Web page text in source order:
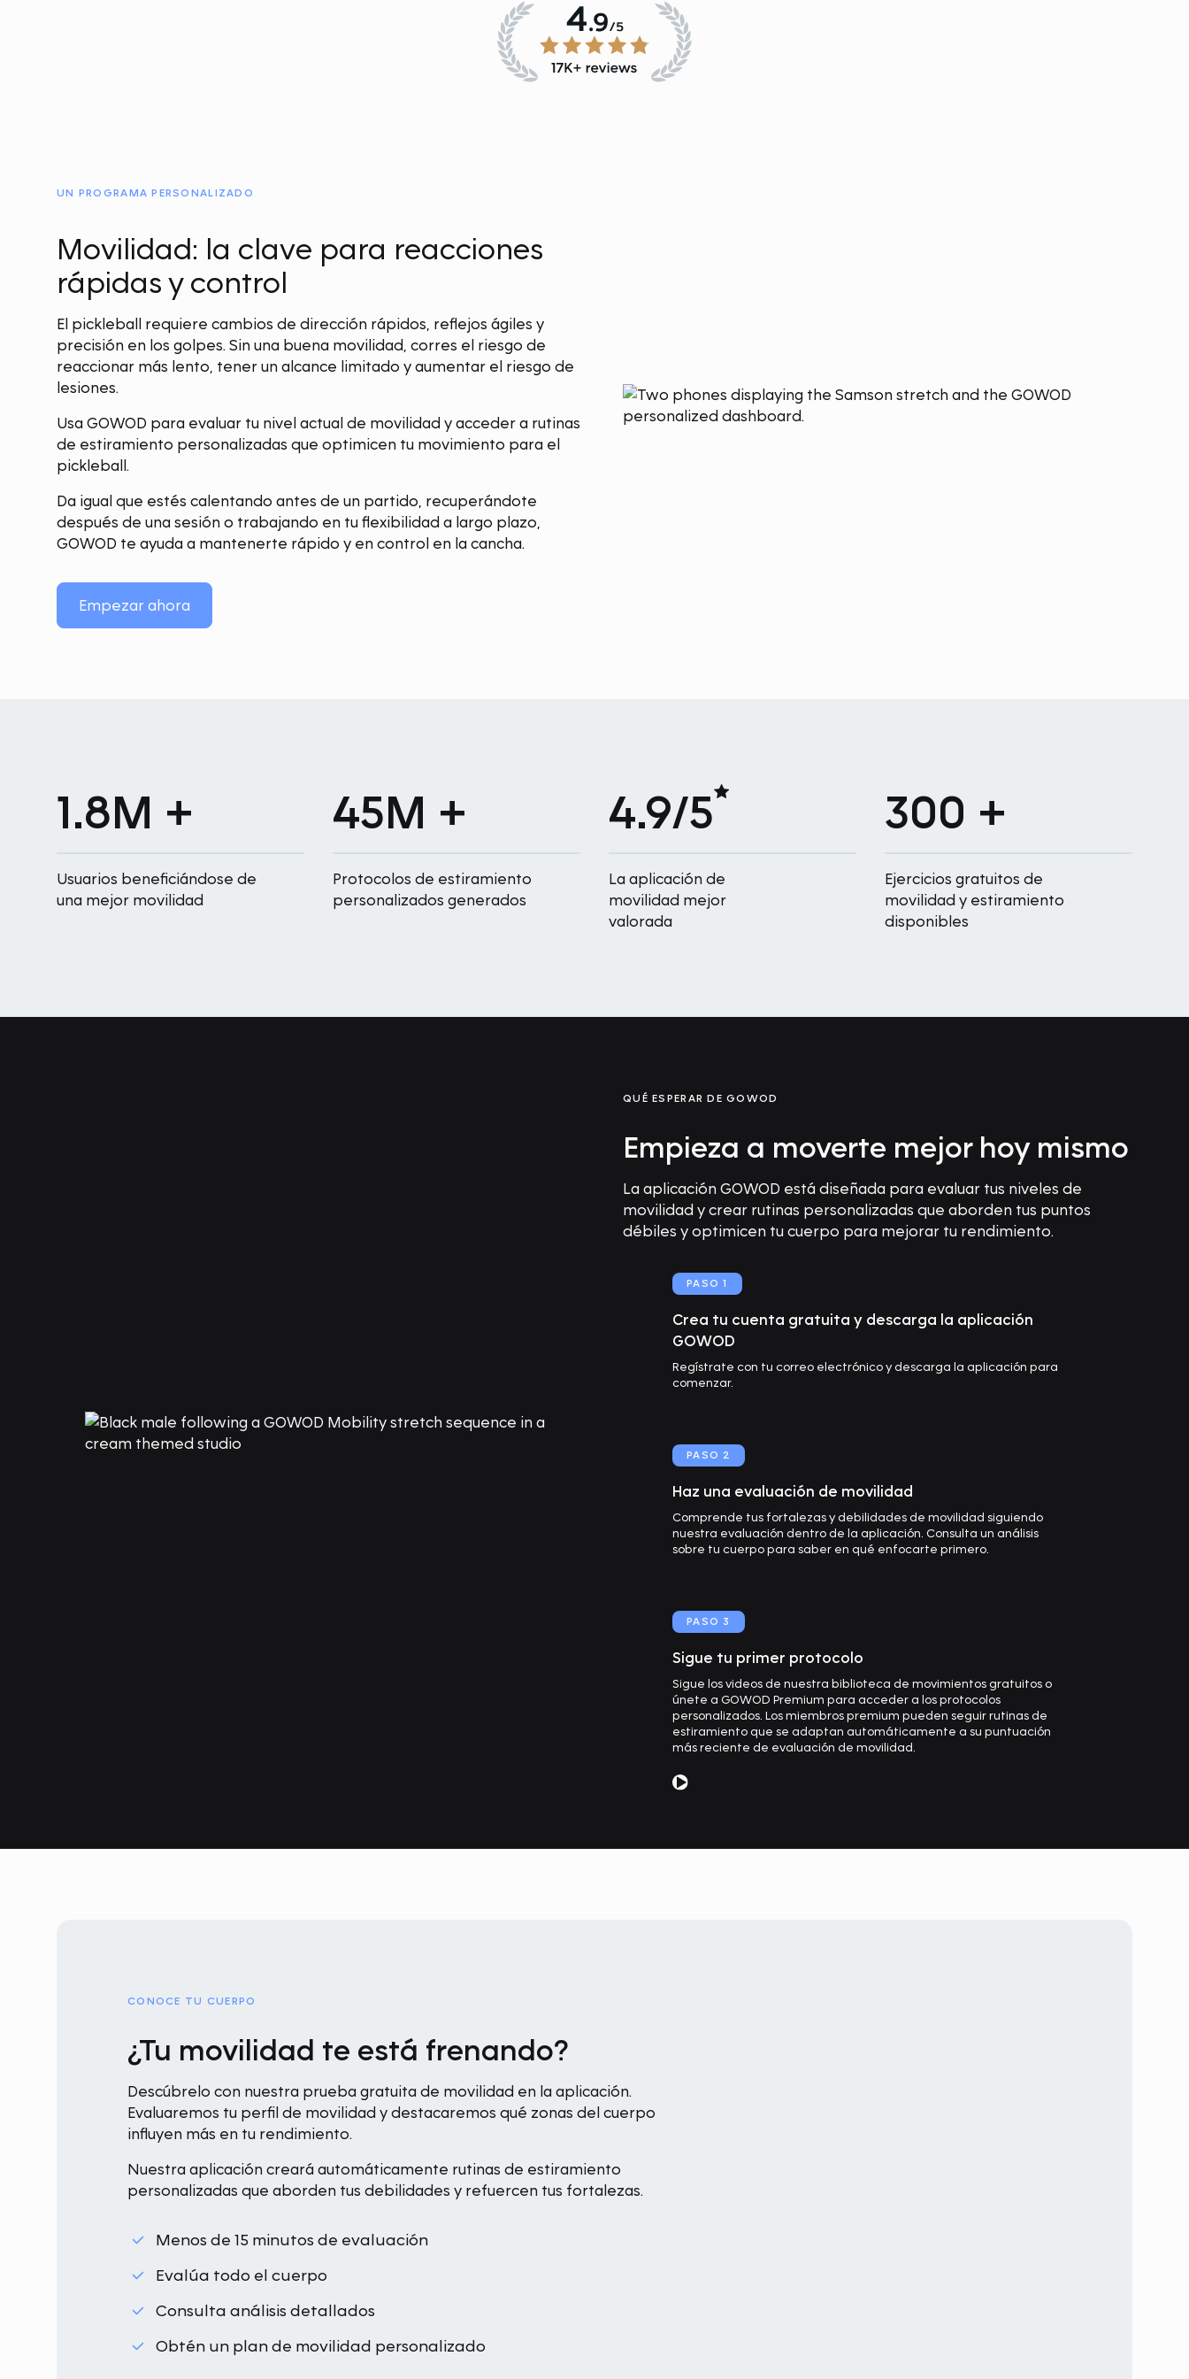
UN PROGRAMA PERSONALIZADO
Movilidad: la clave para reacciones
rápidas y control
El pickleball requiere cambios de dirección rápidos, reflejos ágiles y
precisión en los golpes. Sin una buena movilidad, corres el riesgo de
reaccionar más lento, tener un alcance limitado y aumentar el riesgo de
lesiones.
Usa GOWOD para evaluar tu nivel actual de movilidad y acceder a rutinas
de estiramiento personalizadas que optimicen tu movimiento para el
pickleball.
Da igual que estés calentando antes de un partido, recuperándote
después de una sesión o trabajando en tu flexibilidad a largo plazo,
GOWOD te ayuda a mantenerte rápido y en control en la cancha.
Empezar ahora
1.8M +
Usuarios beneficiándose de
una mejor movilidad
45M +
Protocolos de estiramiento
personalizados generados
4.9/5
La aplicación de
movilidad mejor
valorada
300 +
Ejercicios gratuitos de
movilidad y estiramiento
disponibles
QUÉ ESPERAR DE GOWOD
Empieza a moverte mejor hoy mismo
La aplicación GOWOD está diseñada para evaluar tus niveles de
movilidad y crear rutinas personalizadas que aborden tus puntos
débiles y optimicen tu cuerpo para mejorar tu rendimiento.
PASO 1
Crea tu cuenta gratuita y descarga la aplicación
GOWOD
Regístrate con tu correo electrónico y descarga la aplicación para
comenzar.
PASO 2
Haz una evaluación de movilidad
Comprende tus fortalezas y debilidades de movilidad siguiendo
nuestra evaluación dentro de la aplicación. Consulta un análisis
sobre tu cuerpo para saber en qué enfocarte primero.
PASO 3
Sigue tu primer protocolo
Sigue los videos de nuestra biblioteca de movimientos gratuitos o
únete a GOWOD Premium para acceder a los protocolos
personalizados. Los miembros premium pueden seguir rutinas de
estiramiento que se adaptan automáticamente a su puntuación
más reciente de evaluación de movilidad.
CONOCE TU CUERPO
¿Tu movilidad te está frenando?
Descúbrelo con nuestra prueba gratuita de movilidad en la aplicación.
Evaluaremos tu perfil de movilidad y destacaremos qué zonas del cuerpo
influyen más en tu rendimiento.
Nuestra aplicación creará automáticamente rutinas de estiramiento
personalizadas que aborden tus debilidades y refuercen tus fortalezas.
Menos de 15 minutos de evaluación
Evalúa todo el cuerpo
Consulta análisis detallados
Obtén un plan de movilidad personalizado